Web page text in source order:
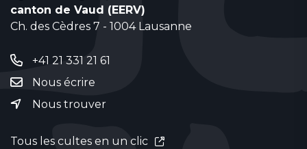
canton de Vaud (EERV)
Ch. des Cèdres 7 - 1004 Lausanne
+41 21 331 21 61
Nous écrire
Nous trouver
Tous les cultes en un clic